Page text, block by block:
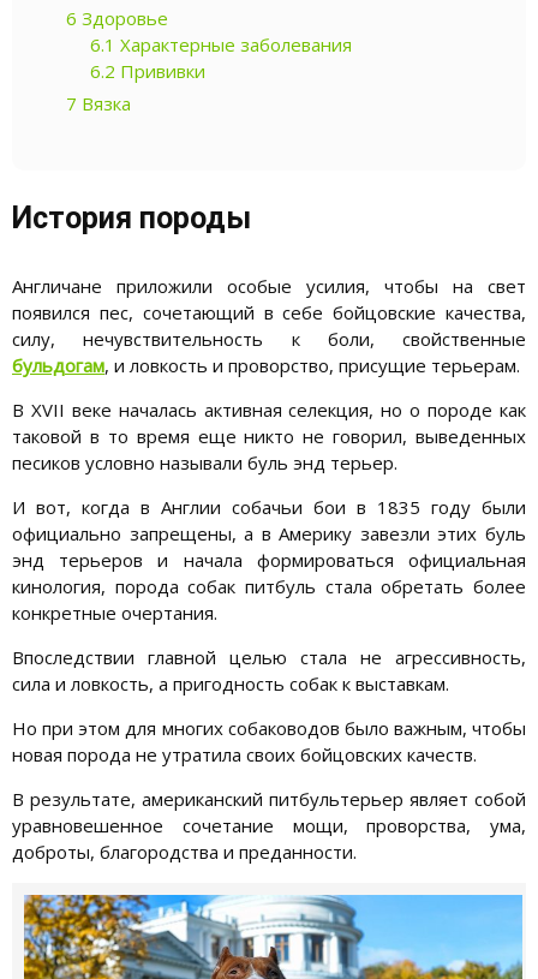
6 Здоровье
6.1 Характерные заболевания
6.2 Прививки
7 Вязка
История породы
Англичане приложили особые усилия, чтобы на свет
появился пес, сочетающий в себе бойцовские качества,
силу, нечувствительность к боли, свойственные
бульдогам, и ловкость и проворство, присущие терьерам.
В XVII веке началась активная селекция, но о породе как
таковой в то время еще никто не говорил, выведенных
песиков условно называли буль энд терьер.
И вот, когда в Англии собачьи бои в 1835 году были
официально запрещены, а в Америку завезли этих буль
энд терьеров и начала формироваться официальная
кинология, порода собак питбуль стала обретать более
конкретные очертания.
Впоследствии главной целью стала не агрессивность,
сила и ловкость, а пригодность собак к выставкам.
Но при этом для многих собаководов было важным, чтобы
новая порода не утратила своих бойцовских качеств.
В результате, американский питбультерьер являет собой
уравновешенное сочетание мощи, проворства, ума,
доброты, благородства и преданности.